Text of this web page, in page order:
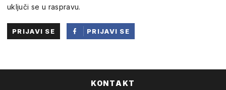
uključi se u raspravu.
PRIJAVI SE
PRIJAVI SE
KONTAKT